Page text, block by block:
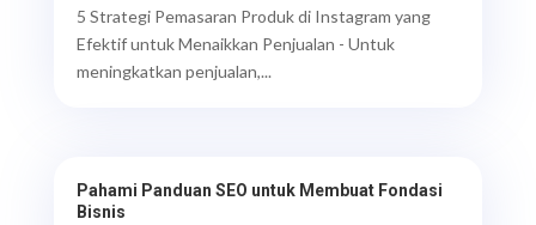
5 Strategi Pemasaran Produk di Instagram yang
Efektif untuk Menaikkan Penjualan - Untuk
meningkatkan penjualan,...
Pahami Panduan SEO untuk Membuat Fondasi
Bisnis